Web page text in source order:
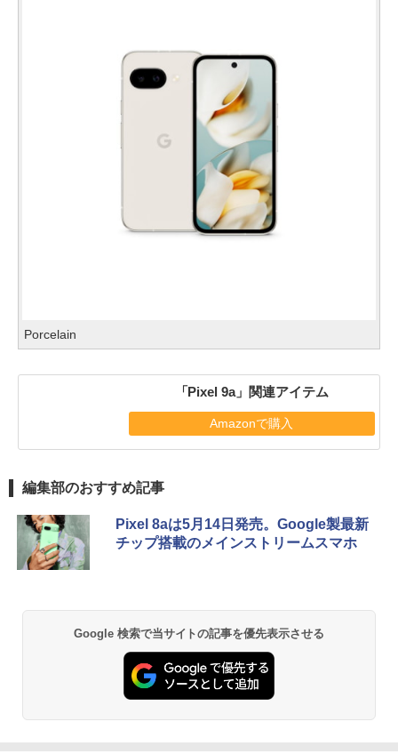
Porcelain
「Pixel 9a」関連アイテム
Amazonで購入
編集部のおすすめ記事
Pixel 8aは5月14日発売。Google製最新
チップ搭載のメインストリームスマホ
Google 検索で当サイトの記事を優先表示させる